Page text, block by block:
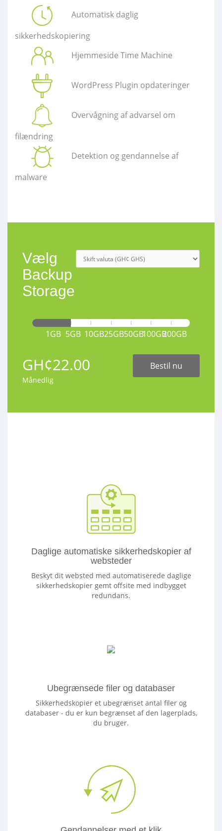
Automatisk daglig
sikkerhedskopiering
Hjemmeside Time Machine
WordPress Plugin opdateringer
Overvågning af advarsel om
filændring
Detektion og gendannelse af
malware
Vælg
Backup
Storage
1GB 5GB 10GB25GB50GB100GB200GB
GH¢22.00
Månedlig
Bestil nu
Daglige automatiske sikkerhedskopier af
websteder
Beskyt dit websted med automatiserede daglige
sikkerhedskopier gemt offsite med indbygget
redundans.
Ubegrænsede filer og databaser
Sikkerhedskopier et ubegrænset antal filer og
databaser - du er kun begrænset af den lagerplads,
du bruger.